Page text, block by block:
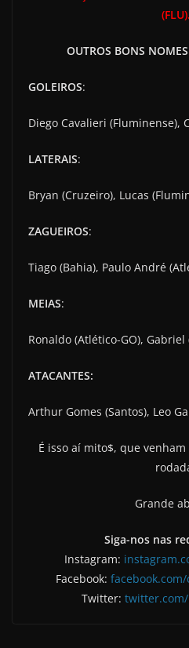
(FLU).
OUTROS BONS
GOLEIROS:
Diego Cavalieri (Fluminense),
LATERAIS:
Bryan (Cruzeiro), Lucas
ZAGUEIROS:
Tiago (Bahia), Paulo André
MEIAS:
Ronaldo (Atlético-GO),
ATACANTES:
Arthur Gomes (Santos), Leo
É isso aí mito$, que
Grande
Siga-nos nas
Instagram:
Facebook:
Twitter: